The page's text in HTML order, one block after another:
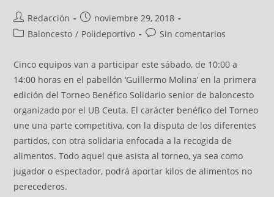
Redacción
noviembre 29, 2018
Baloncesto / Polideportivo Sin comentarios
Cinco equipos van a participar este sábado, de 10:00 a
14:00 horas en el pabellón ‘Guillermo Molina’ en la primera
edición del Torneo Benéfico Solidario senior de baloncesto
organizado por el UB Ceuta. El carácter benéfico del Torneo
une una parte competitiva, con la disputa de los diferentes
partidos, con otra solidaria enfocada a la recogida de
alimentos. Todo aquel que asista al torneo, ya sea como
jugador o espectador, podrá aportar kilos de alimentos no
perecederos.